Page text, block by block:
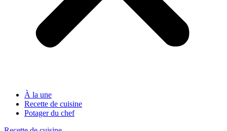
À la une
Recette de cuisine
Potager du chef